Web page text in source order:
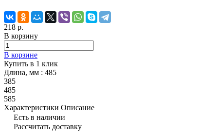
218 р.
В корзину
В корзине
Купить в 1 клик
Длина, мм : 485
385
485
585
Характеристики Описание
Есть в наличии
Рассчитать доставку